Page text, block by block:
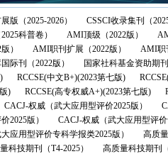
版（2025-2026） CSSCI收录集刊（
科普卷） AMI顶级（2022版）
） AMI职刊扩展（2022版） AMI职
际刊（2022版） 国家社科基金资助期刊
RCCSE(中文B+)(2023第七版)
) RCCSE(高专权威A+)(2023第七版)
CACJ-权威（武大应用型评价2025版）
2025版）
CACJ-权威（武大应用型评价
应用型评价专科学报类2025版）
高质
科技期刊（T4-2025）
高质量科技期刊